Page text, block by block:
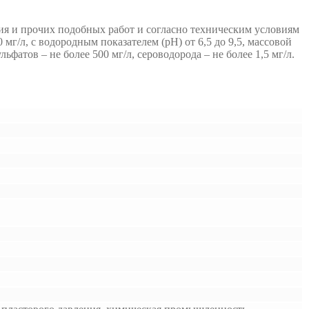
прочих подобных работ и согласно техническим условиям
л, с водородным показателем (рН) от 6,5 до 9,5, массовой
– не более 500 мг/л, сероводорода – не более 1,5 мг/л.